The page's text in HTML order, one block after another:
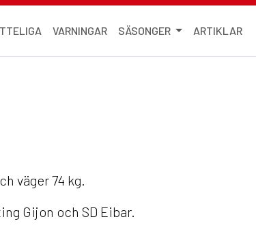
VARNINGAR SÄSONGER ARTIKLAR
väger 74 kg.
Gijon och SD Eibar.